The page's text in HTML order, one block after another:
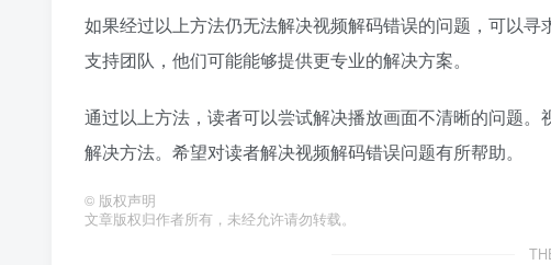
如果经过以上方法仍无法解决视频解码错误的问题，可以
支持团队，他们可能能够提供更专业的解决方案。
通过以上方法，读者可以尝试解决播放画面不清晰的问题
解决方法。希望对读者解决视频解码错误问题有所帮助。
© 版权声明
文章版权归作者所有，未经允许请勿转载。